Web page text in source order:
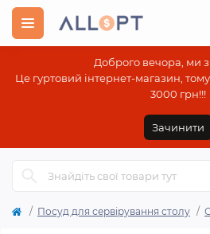
Доброго вечора, ми з
Це гуртовий інтернет-магазин,
3000 грн!!!
Зачинити
Посуд для сервірування столу